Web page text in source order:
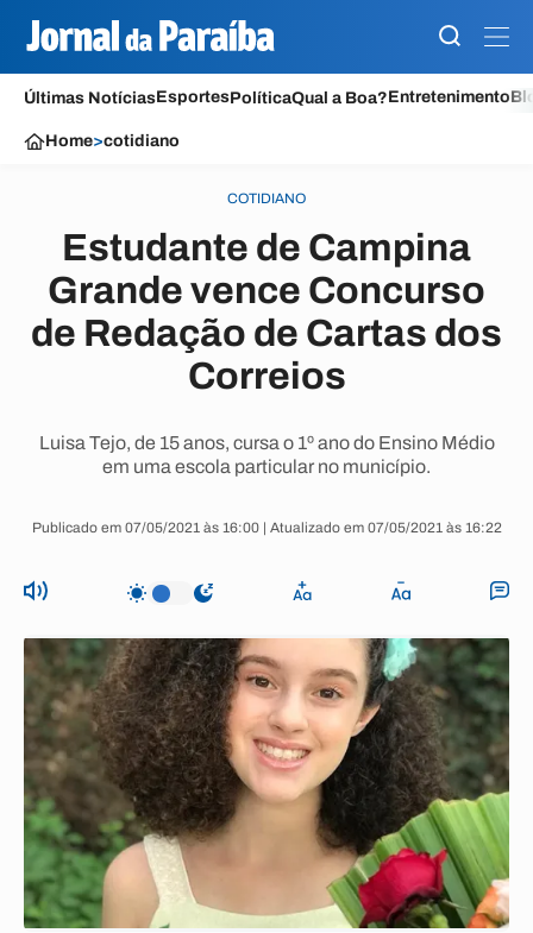
Últimas NotíciasEsportesPolíticaQual a Boa?Entretenimento
Home>cotidiano
COTIDIANO
Estudante de Campina
Grande vence Concurso
de Redação de Cartas dos
Correios
Luisa Tejo, de 15 anos, cursa o 1º ano do Ensino Médio
em uma escola particular no município.
Publicado em 07/05/2021 às 16:00 | Atualizado em 07/05/2021 às 16:22